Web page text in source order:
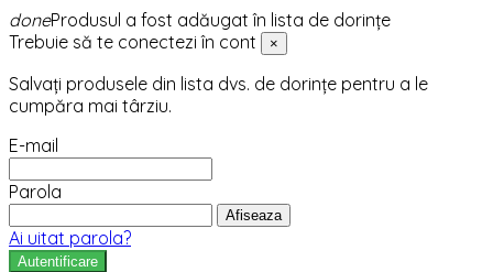
doneProdusul a fost adăugat în lista de dorințe
Trebuie să te conectezi în cont
×
Salvați produsele din lista dvs. de dorințe pentru a le
cumpăra mai târziu.
E-mail
Parola
Afiseaza
Ai uitat parola?
Autentificare